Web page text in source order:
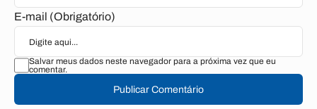
E-mail (Obrigatório)
Salvar meus dados neste navegador para a próxima vez que eu
comentar.
Publicar Comentário